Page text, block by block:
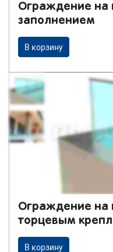
Ограждение на
заполнением
В корзину
Ограждение на
торцевым
В корзину